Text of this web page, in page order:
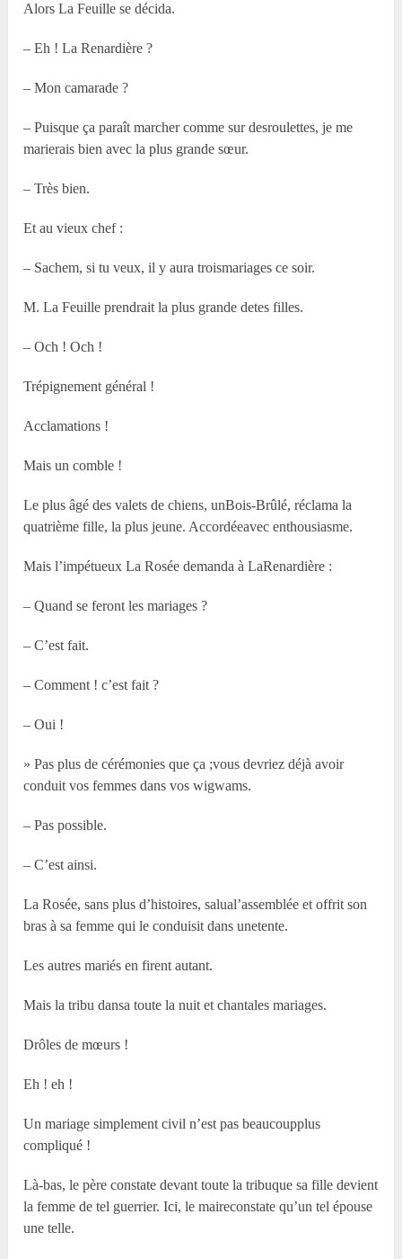
Alors La Feuille se décida.
– Eh ! La Renardière ?
– Mon camarade ?
– Puisque ça paraît marcher comme sur desroulettes, je me
marierais bien avec la plus grande sœur.
– Très bien.
Et au vieux chef :
– Sachem, si tu veux, il y aura troismariages ce soir.
M. La Feuille prendrait la plus grande detes filles.
– Och ! Och !
Trépignement général !
Acclamations !
Mais un comble !
Le plus âgé des valets de chiens, unBois-Brûlé, réclama la
quatrième fille, la plus jeune. Accordéeavec enthousiasme.
Mais l’impétueux La Rosée demanda à LaRenardière :
– Quand se feront les mariages ?
– C’est fait.
– Comment ! c’est fait ?
– Oui !
» Pas plus de cérémonies que ça ;vous devriez déjà avoir
conduit vos femmes dans vos wigwams.
– Pas possible.
– C’est ainsi.
La Rosée, sans plus d’histoires, salual’assemblée et offrit son
bras à sa femme qui le conduisit dans unetente.
Les autres mariés en firent autant.
Mais la tribu dansa toute la nuit et chantales mariages.
Drôles de mœurs !
Eh ! eh !
Un mariage simplement civil n’est pas beaucoupplus
compliqué !
Là-bas, le père constate devant toute la tribuque sa fille devient
la femme de tel guerrier. Ici, le maireconstate qu’un tel épouse
une telle.